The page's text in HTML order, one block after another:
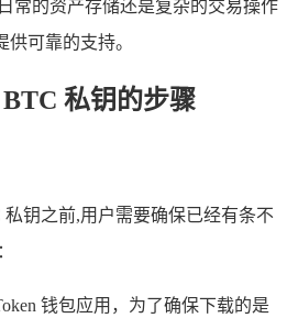
常的资产存储还是复杂的交易操作
供可靠的支持。
私钥的步骤
钥之前,用户需要确保已经有条不
钱包应用，为了确保下载的是